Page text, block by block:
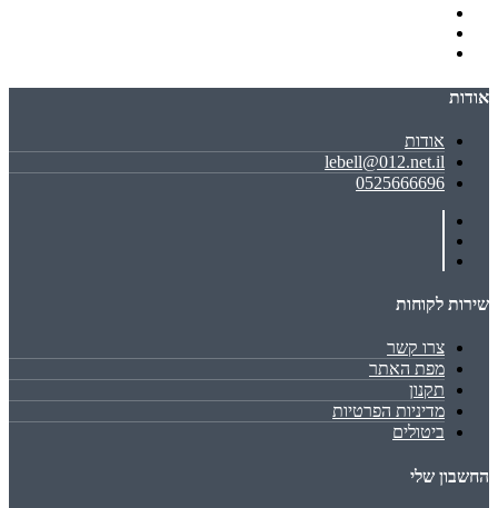
אודות
אודות
lebell@012.net.il
0525666696
שירות לקוחות
צרו קשר
מפת האתר
תקנון
מדיניות הפרטיות
ביטולים
החשבון שלי